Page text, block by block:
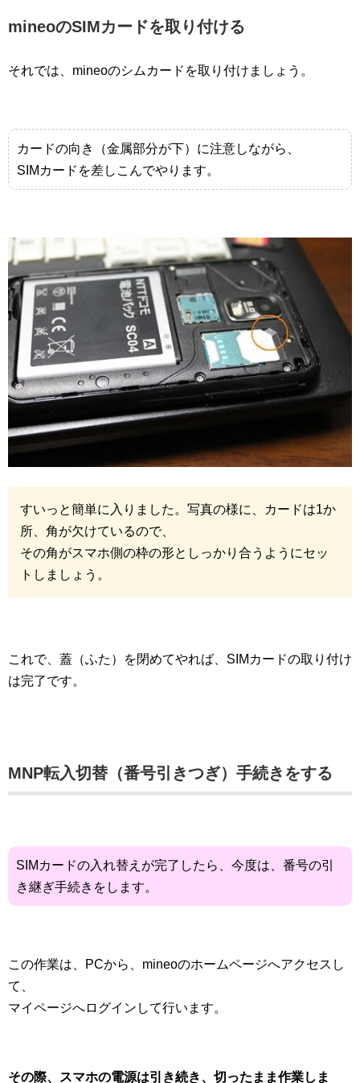
mineoのSIMカードを取り付ける
それでは、mineoのシムカードを取り付けましょう。
カードの向き（金属部分が下）に注意しながら、
SIMカードを差しこんでやります。
すいっと簡単に入りました。写真の様に、カードは1か
所、角が欠けているので、
その角がスマホ側の枠の形としっかり合うようにセッ
トしましょう。
これで、蓋（ふた）を閉めてやれば、SIMカードの取り付け
は完了です。
MNP転入切替（番号引きつぎ）手続きをする
SIMカードの入れ替えが完了したら、今度は、番号の引
き継ぎ手続きをします。
この作業は、PCから、mineoのホームページへアクセスし
て、
マイページへログインして行います。
その際、スマホの電源は引き続き、切ったまま作業しま